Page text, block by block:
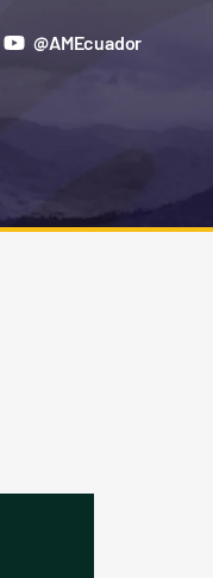
@AMEcuador